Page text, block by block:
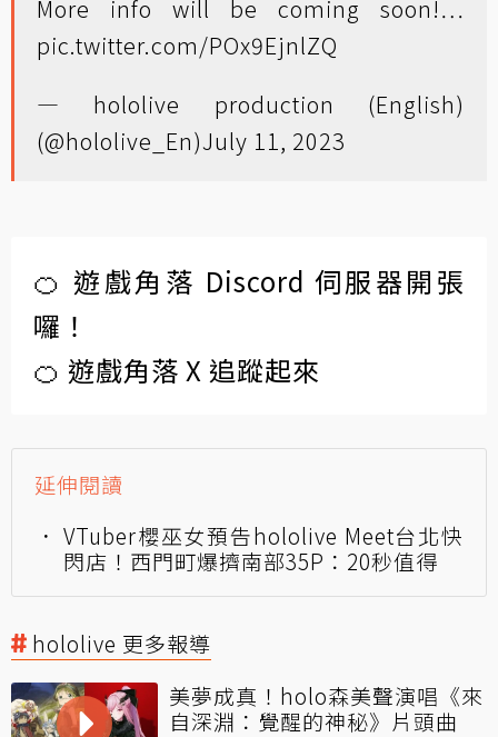
More info will be coming soon!…
pic.twitter.com/POx9EjnlZQ
— hololive production (English)
(@hololive_En)July 11, 2023
🍊 遊戲角落 Discord 伺服器開張
囉！
🍊 遊戲角落 X 追蹤起來
延伸閱讀
VTuber櫻巫女預告hololive Meet台北快
閃店！西門町爆擠南部35P：20秒值得
hololive 更多報導
美夢成真！holo森美聲演唱《來
自深淵：覺醒的神秘》片頭曲